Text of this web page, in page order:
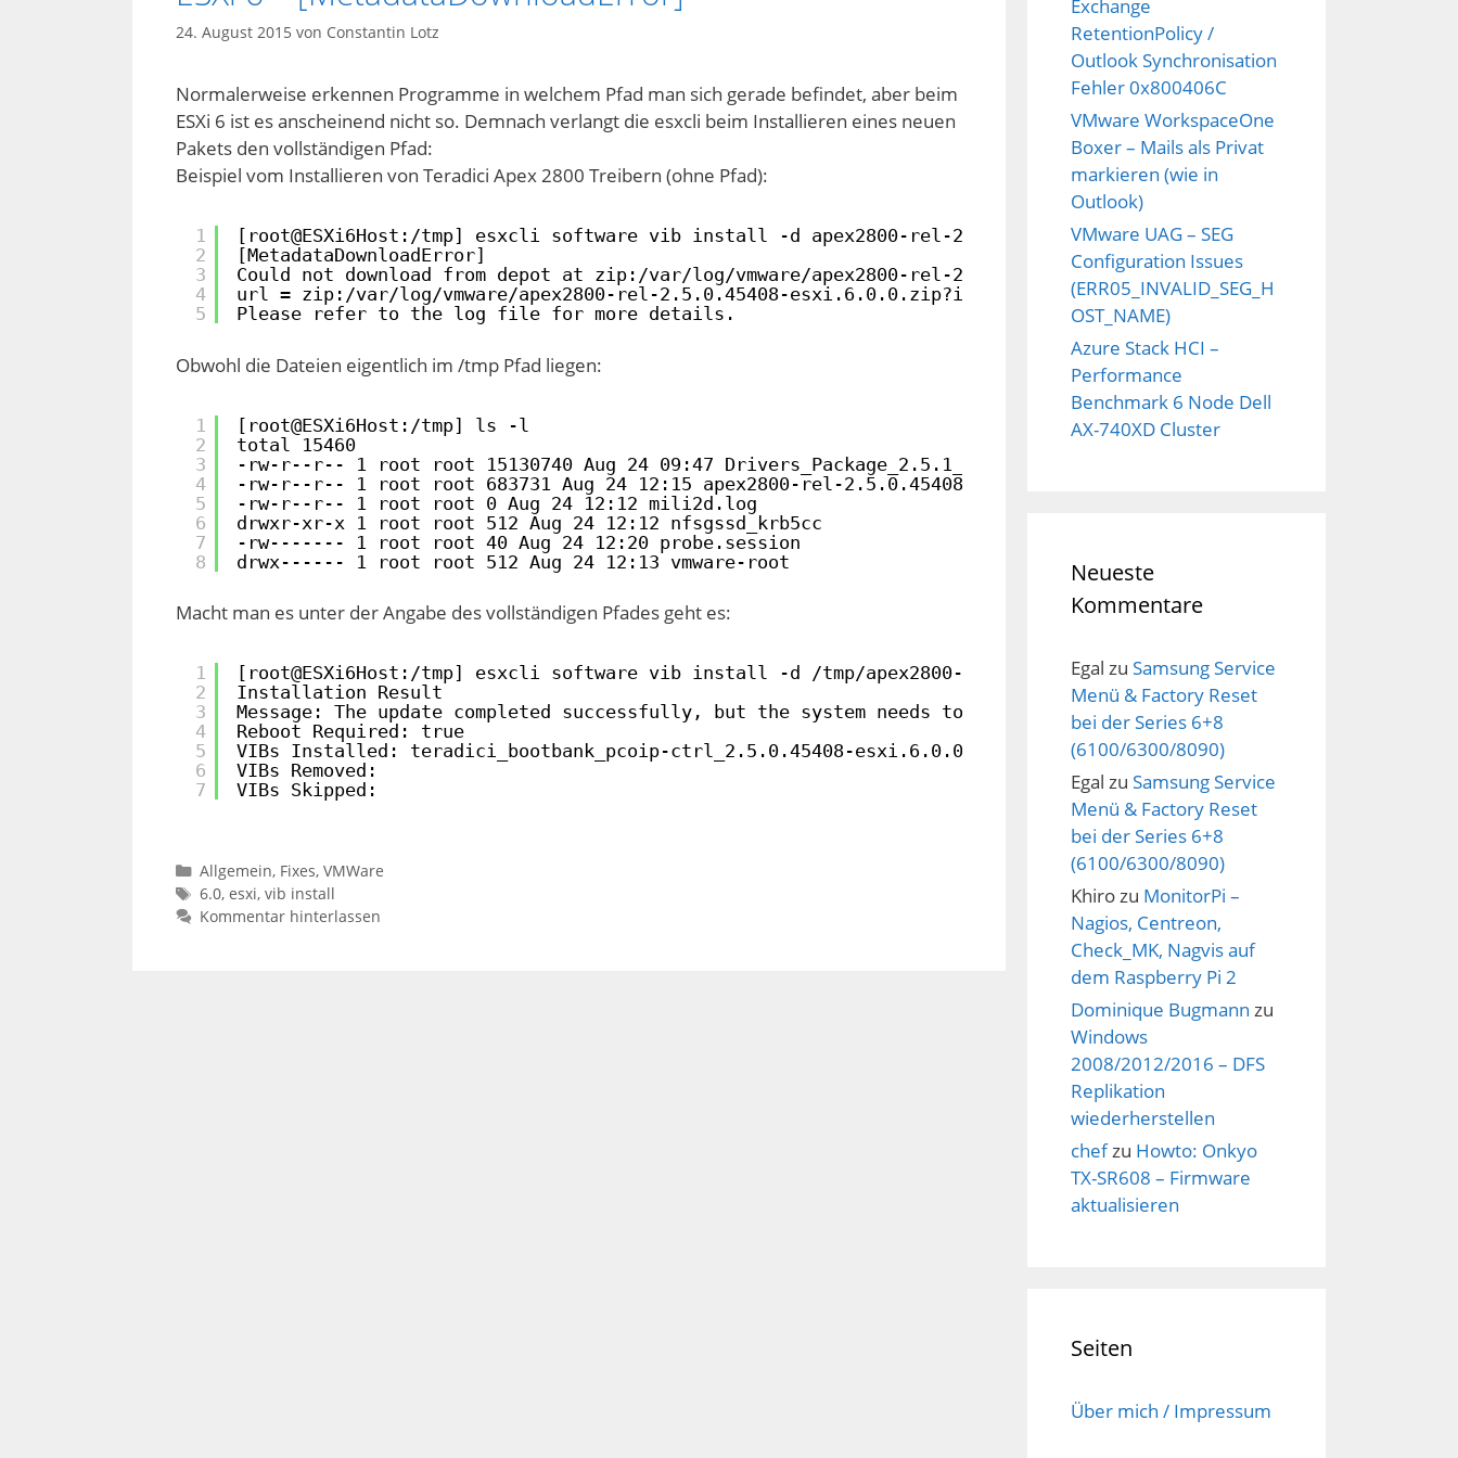
24. August 2015 von Constantin Lotz
Normalerweise erkennen Programme in welchem Pfad man sich gerade befindet, aber beim
ESXi 6 ist es anscheinend nicht so. Demnach verlangt die esxcli beim Installieren eines neuen
Pakets den vollständigen Pfad:
Beispiel vom Installieren von Teradici Apex 2800 Treibern (ohne Pfad):
1
2
3
4
5
[root@ESXi6Host:/tmp] esxcli software vib install -d apex2800-rel-2.5.0.45408-esxi.6.0.0.zip
[MetadataDownloadError]
Could not download from depot at zip:/var/log/vmware/apex2800-rel-2.5.0.45408-esxi.6.0.0.zip?index.xml,
url = zip:/var/log/vmware/apex2800-rel-2.5.0.45408-esxi.6.0.0.zip?index.xml
Please refer to the log file for more details.
Obwohl die Dateien eigentlich im /tmp Pfad liegen:
1
2
3
4
5
6
7
8
[root@ESXi6Host:/tmp] ls -l
total 15460
-rw-r--r-- 1 root root 15130740 Aug 24 09:47 Drivers_Package_2.5.1_for_Hardware_Accelerator_ESXi6.0.zip
-rw-r--r-- 1 root root 683731 Aug 24 12:15 apex2800-rel-2.5.0.45408-esxi.6.0.0.zip
-rw-r--r-- 1 root root 0 Aug 24 12:12 mili2d.log
drwxr-xr-x 1 root root 512 Aug 24 12:12 nfsgssd_krb5cc
-rw------- 1 root root 40 Aug 24 12:20 probe.session
drwx------ 1 root root 512 Aug 24 12:13 vmware-root
Macht man es unter der Angabe des vollständigen Pfades geht es:
1
2
3
4
5
6
7
[root@ESXi6Host:/tmp] esxcli software vib install -d /tmp/apex2800-rel-2.5.0.45408-esxi.6.0.0.zip
Installation Result
Message: The update completed successfully, but the system needs to be rebooted for the changes to be effective.
Reboot Required: true
VIBs Installed: teradici_bootbank_pcoip-ctrl_2.5.0.45408-esxi.6.0.0, teradici_bootbank_tera2_2.5.0.45408-
VIBs Removed:
VIBs Skipped:
Kategorien
Allgemein, Fixes, VMWare
Schlagwörter
6.0, esxi, vib install
Kommentar hinterlassen
Exchange
RetentionPolicy /
Outlook Synchronisation
Fehler 0x800406C
VMware WorkspaceOne
Boxer – Mails als Privat
markieren (wie in
Outlook)
VMware UAG – SEG
Configuration Issues
(ERR05_INVALID_SEG_H
OST_NAME)
Azure Stack HCI –
Performance
Benchmark 6 Node Dell
AX-740XD Cluster
Neueste
Kommentare
Egal zu Samsung Service
Menü & Factory Reset
bei der Series 6+8
(6100/6300/8090)
Egal zu Samsung Service
Menü & Factory Reset
bei der Series 6+8
(6100/6300/8090)
Khirozu MonitorPi –
Nagios, Centreon,
Check_MK, Nagvis auf
dem Raspberry Pi 2
Dominique Bugmann zu
Windows
2008/2012/2016 – DFS
Replikation
wiederherstellen
chefzu Howto: Onkyo
TX-SR608 – Firmware
aktualisieren
Seiten
Über mich / Impressum